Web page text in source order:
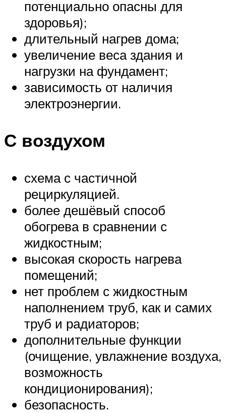
потенциально опасны для
здоровья);
длительный нагрев дома;
увеличение веса здания и
нагрузки на фундамент;
зависимость от наличия
электроэнергии.
С воздухом
схема с частичной
рециркуляцией.
более дешёвый способ
обогрева в сравнении с
жидкостным;
высокая скорость нагрева
помещений;
нет проблем с жидкостным
наполнением труб, как и самих
труб и радиаторов;
дополнительные функции
(очищение, увлажнение воздуха,
возможность
кондиционирования);
безопасность.